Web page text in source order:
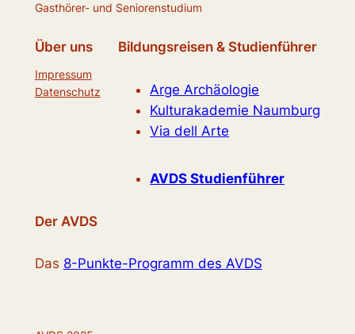
Gasthörer- und Seniorenstudium
Über uns
Impressum
Datenschutz
Bildungsreisen & Studienführer
Arge Archäologie
Kulturakademie Naumburg
Via dell Arte
AVDS Studienführer
Der AVDS
Das 8-Punkte-Programm des AVDS